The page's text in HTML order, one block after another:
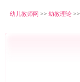
幼儿教师网 >> 幼教理论 >>